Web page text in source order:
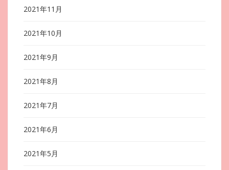
2021年11月
2021年10月
2021年9月
2021年8月
2021年7月
2021年6月
2021年5月